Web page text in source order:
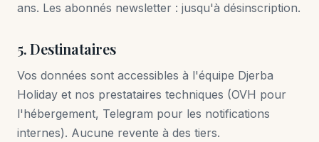
ans. Les abonnés newsletter : jusqu'à désinscription.
5. Destinataires
Vos données sont accessibles à l'équipe Djerba
Holiday et nos prestataires techniques (OVH pour
l'hébergement, Telegram pour les notifications
internes). Aucune revente à des tiers.